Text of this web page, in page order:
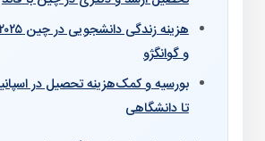
و گوانگژو
تا دانشگاهی